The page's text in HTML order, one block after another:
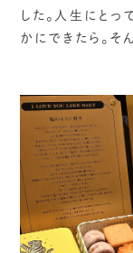
した。人生にとっ
かにできたら。そ